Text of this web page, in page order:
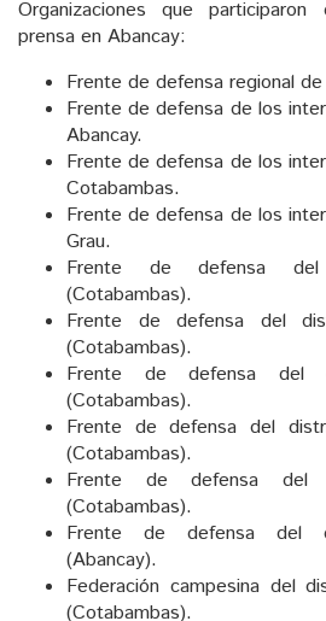
Organizaciones que
prensa en Abancay:
Frente de defensa regional
Frente de defensa de los
Abancay.
Frente de defensa de los
Cotabambas.
Frente de defensa de los
Grau.
Frente de defensa
(Cotabambas).
Frente de defensa del
(Cotabambas).
Frente de defensa del
(Cotabambas).
Frente de defensa del
(Cotabambas).
Frente de defensa del
(Cotabambas).
Frente de defensa del
(Abancay).
Federación campesina del
(Cotabambas).